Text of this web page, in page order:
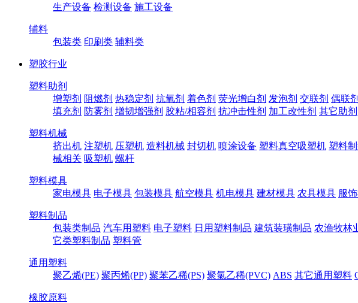
生产设备 检测设备 施工设备
辅料
包装类 印刷类 辅料类
塑胶行业
塑料助剂
增塑剂 阻燃剂 热稳定剂 抗氧剂 着色剂 荧光增白剂 发泡剂 交联剂 偶联剂
填充剂 防雾剂 增韧增强剂 胶粘/相容剂 抗冲击性剂 加工改性剂 其它助剂
塑料机械
挤出机 注塑机 压塑机 造料机械 封切机 喷涂设备 塑料真空吸塑机 塑料
械相关 吸塑机 螺杆
塑料模具
家电模具 电子模具 包装模具 航空模具 机电模具 建材模具 农具模具 服
塑料制品
包装类制品 汽车用塑料 电子塑料 日用塑料制品 建筑装璜制品 农渔牧林
它类塑料制品 塑料管
通用塑料
聚乙烯(PE) 聚丙烯(PP) 聚苯乙稀(PS) 聚氯乙稀(PVC) ABS 其它通用塑料
橡胶原料